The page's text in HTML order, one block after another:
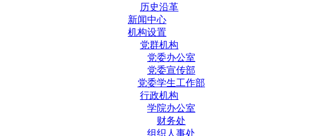
历史沿革
新闻中心
机构设置
党群机构
党委办公室
党委宣传部
党委学生工作部
行政机构
学院办公室
财务处
组织人事处